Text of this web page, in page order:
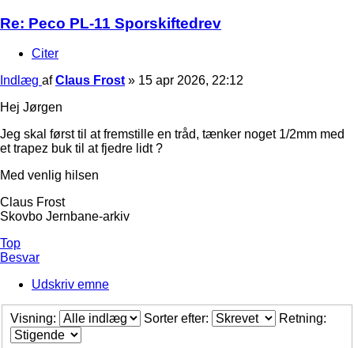
Re: Peco PL-11 Sporskiftedrev
Citer
Indlæg afClaus Frost » 15 apr 2026, 22:12
Hej Jørgen
Jeg skal først til at fremstille en tråd, tænker noget 1/2mm med
et trapez buk til at fjedre lidt ?
Med venlig hilsen
Claus Frost
Skovbo Jernbane-arkiv
Top
Besvar
Udskriv emne
Visning: Sorter efter: Retning: